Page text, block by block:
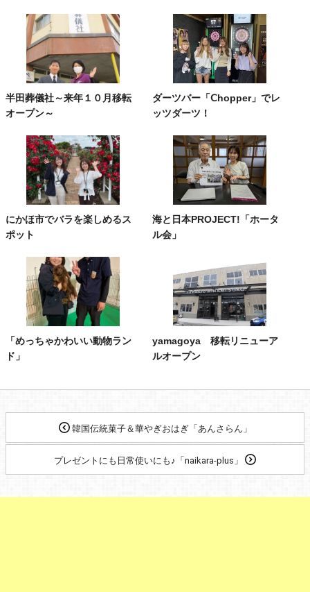
半田葬儀社～来年１０月移転
オープン～
ダーツバー「Ⅽhopper」でレ
ッツダーツ！
にかほ市でバラを楽しめるス
ポット
海と日本PROJECT!「ホータ
ル会」
「めっちゃかわいい動物ラン
ド」
yamagoya 移転リニューア
ルオープン
韓国伝統菓子＆華やぎおはぎ「あんさらん」
プレゼントにも日常使いにも♪「naikara-plus」